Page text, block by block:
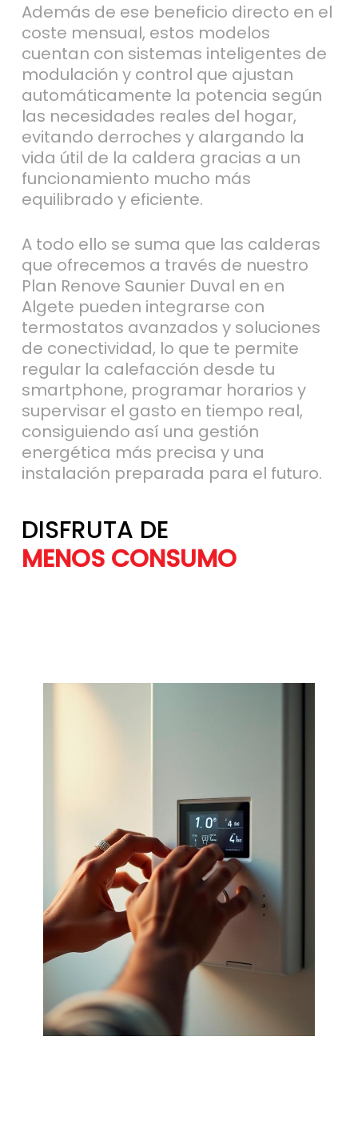
Además de ese beneficio directo en el
coste mensual, estos modelos
cuentan con sistemas inteligentes de
modulación y control que ajustan
automáticamente la potencia según
las necesidades reales del hogar,
evitando derroches y alargando la
vida útil de la caldera gracias a un
funcionamiento mucho más
equilibrado y eficiente.
A todo ello se suma que las calderas
que ofrecemos a través de nuestro
Plan Renove Saunier Duval en en
Algete pueden integrarse con
termostatos avanzados y soluciones
de conectividad, lo que te permite
regular la calefacción desde tu
smartphone, programar horarios y
supervisar el gasto en tiempo real,
consiguiendo así una gestión
energética más precisa y una
instalación preparada para el futuro.
DISFRUTA DE